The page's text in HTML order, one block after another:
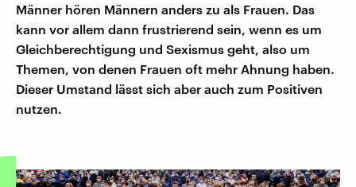
Männer hören Männern anders zu als Frauen. Das
kann vor allem dann frustrierend sein, wenn es um
Gleichberechtigung und Sexismus geht, also um
Themen, von denen Frauen oft mehr Ahnung haben.
Dieser Umstand lässt sich aber auch zum Positiven
nutzen.